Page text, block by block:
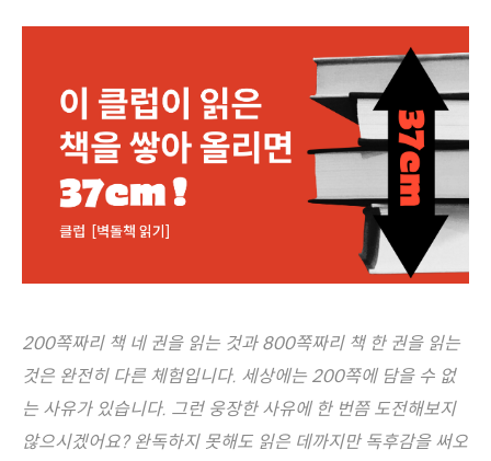
200쪽짜리 책 네 권을 읽는 것과 800쪽짜리 책 한 권을 읽는
것은 완전히 다른 체험입니다. 세상에는 200쪽에 담을 수 없
는 사유가 있습니다. 그런 웅장한 사유에 한 번쯤 도전해보지
않으시겠어요? 완독하지 못해도 읽은 데까지만 독후감을 써오